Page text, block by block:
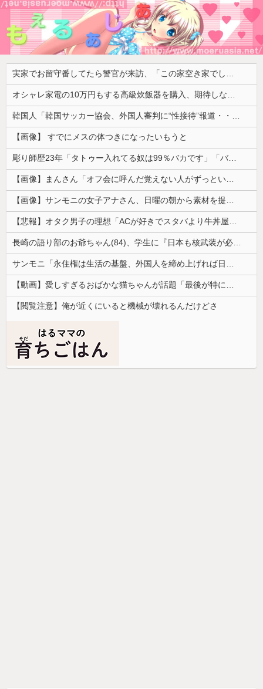
実家でお留守番してたら警官が来訪、「この家空き家でしたよね？」と問いかけてくるが実際は30年ほど住んでおり……
オシャレ家電の10万円もする高級炊飯器を購入、期待しながら御飯を炊いてみた結果……
韓国人「韓国サッカー協会、外国人審判に“性接待”報道・・・」→「2002年の審判買収が事実だったのか？」「日本人が言ってたこと正しかったね・・・...
【画像】 すでにメスの体つきになったいもうと
彫り師歴23年「タトゥー入れてる奴は99％バカです」「バカは5000円が好き」無断キャンセル、挨拶できない、金がない…客層をぶっちゃけ
【画像】まんさん「オフ会に呼んだ覚えない人がずっといたので晒すわ」（パシャ）
【画像】サンモニの女子アナさん、日曜の朝から素材を提供してしまう
【悲報】オタク男子の理想「ACが好きでスタバより牛丼屋に行きたがる女」、この銀河に1人も存在しないｗｗｗｗ
長崎の語り部のお爺ちゃん(84)、学生に『日本も核武装が必要』と言われびっくり
サンモニ「永住権は生活の基盤、外国人を締め上げれば日本人が生きやすくなるは勘違い」
【動画】愛しすぎるおばかな猫ちゃんが話題「最後が特にかわいいｗ」
【閲覧注意】俺が近くにいると機械が壊れるんだけどさ